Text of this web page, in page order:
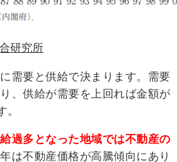
研究所
需要と供給で決まります。需要
、供給が需要を上回れば金額が
過多となった地域では不動産の
は不動産価格が高騰傾向にあり